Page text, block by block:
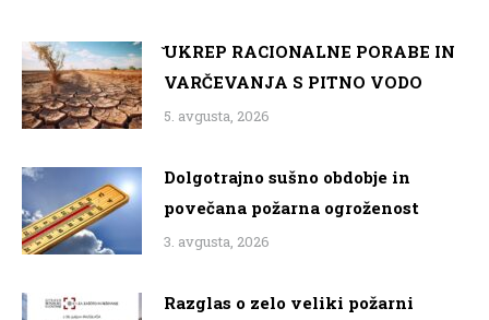
̌UKREP RACIONALNE PORABE IN
VARČEVANJA S PITNO VODO
5. avgusta, 2026
Dolgotrajno sušno obdobje in
povečana požarna ogroženost
3. avgusta, 2026
Razglas o zelo veliki požarni